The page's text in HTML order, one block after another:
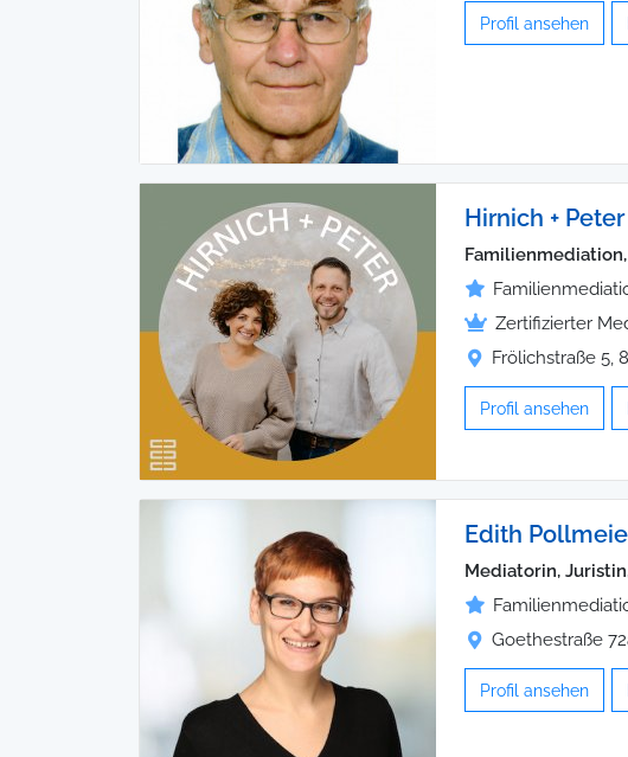
Profil ansehen
Hirnich +
Zertifizierter
Frölichstraße 5,
Profil ansehen
Edith
Mediatorin,
Goethestraße
Profil ansehen